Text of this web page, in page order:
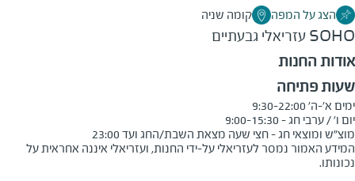
הצג על המפה קומה שניה
SOHO עזריאלי גבעתיים
אודות החנות
שעות פתיחה
מוצ"ש ומוצאי חג - חצי שעה מצאת השבת/החג ועד 23:00
המידע האמור נמסר לעזריאלי על-ידי החנות, ועזריאלי איננה אחראית על